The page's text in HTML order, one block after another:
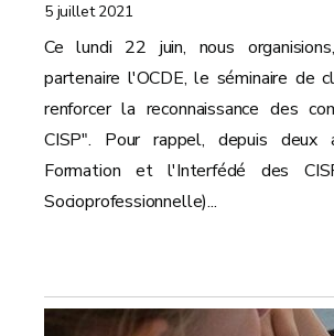
5 juillet 2021
Ce lundi 22 juin, nous
partenaire l'OCDE, le séminaire de
renforcer la reconnaissance des
CISP". Pour rappel, depuis
Formation et l'Interfédé des
Socioprofessionnelle)...